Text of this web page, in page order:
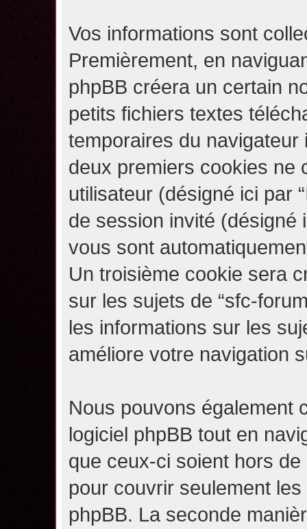
Vos informations sont
Premièrement, en
phpBB créera un certain
petits fichiers textes
temporaires du
deux premiers cookies ne
utilisateur (désigné ici par
de session invité (désigné
vous sont
Un troisième cookie sera
sur les sujets de “sfc-
les informations sur les
améliore votre navigation
Nous pouvons également
logiciel phpBB tout en
que ceux-ci soient hors
pour couvrir seulement
phpBB. La seconde